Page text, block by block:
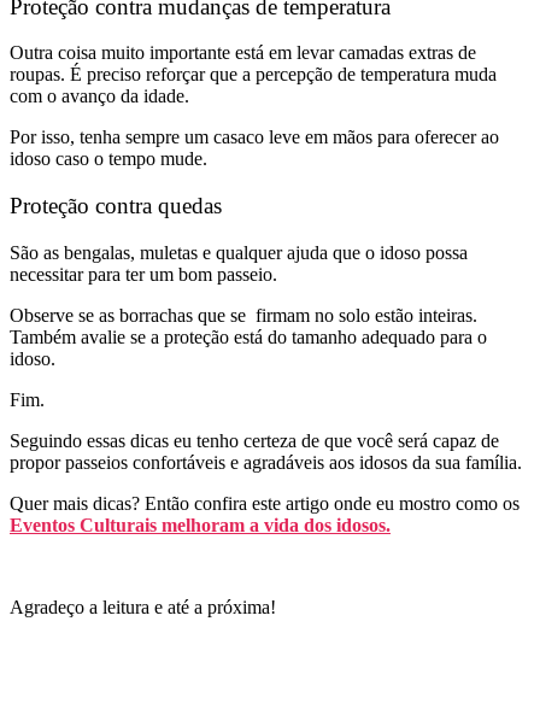
Proteção contra mudanças de temperatura
Outra coisa muito importante está em levar camadas extras de
roupas. É preciso reforçar que a percepção de temperatura muda
com o avanço da idade.
Por isso, tenha sempre um casaco leve em mãos para oferecer ao
idoso caso o tempo mude.
Proteção contra quedas
São as bengalas, muletas e qualquer ajuda que o idoso possa
necessitar para ter um bom passeio.
Observe se as borrachas que se firmam no solo estão inteiras.
Também avalie se a proteção está do tamanho adequado para o
idoso.
Fim.
Seguindo essas dicas eu tenho certeza de que você será capaz de
propor passeios confortáveis e agradáveis aos idosos da sua família.
Quer mais dicas? Então confira este artigo onde eu mostro como os
Eventos Culturais melhoram a vida dos idosos.
Agradeço a leitura e até a próxima!